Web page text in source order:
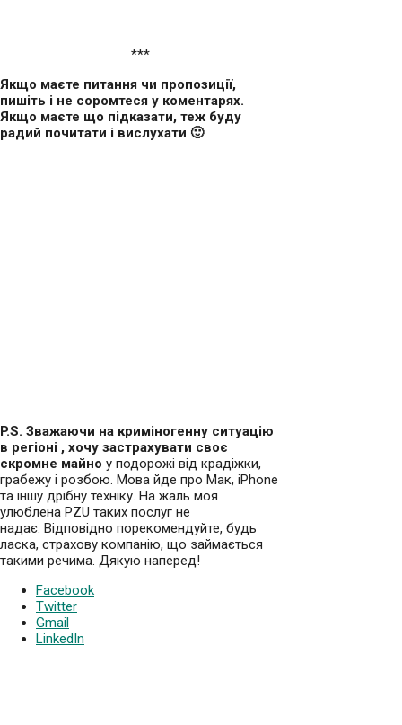
***
Якщо маєте питання чи пропозиції,
пишіть і не соромтеся у коментарях.
Якщо маєте що підказати, теж буду
радий почитати і вислухати 🙂
P.S. Зважаючи на криміногенну ситуацію
в регіоні , хочу застрахувати своє
скромне майно у подорожі від крадіжки,
грабежу і розбою. Мова йде про Мак, iPhone
та іншу дрібну техніку. На жаль моя
улюблена PZU таких послуг не
надає. Відповідно порекомендуйте, будь
ласка, страхову компанію, що займається
такими речима. Дякую наперед!
Facebook
Twitter
Gmail
LinkedIn